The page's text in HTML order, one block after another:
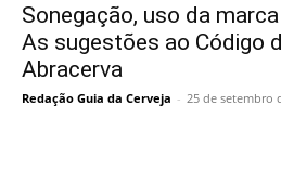
Sonegação, uso da
As sugestões ao Código
Abracerva
Redação Guia da Cerveja - 25 de setembro